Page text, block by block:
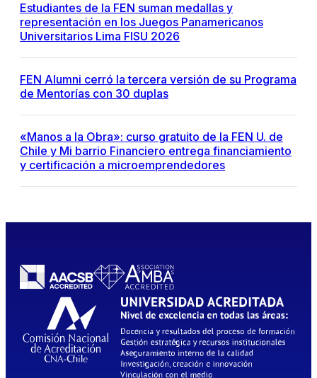
Estudiantes de la FEN suman medallas y
representación en los Juegos Panamericanos
Universitarios Lima FISU 2026
FEN Alumni cerró la tercera versión de su Programa
de Mentorías con 30 duplas
«Manos a la Obra»: curso gratuito de la FEN U. de
Chile y Mi barrio Financiero entrega financiamiento
y certificación a microemprendedores